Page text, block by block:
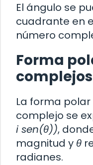
El ángulo se
cuadrante en
número
Forma
complejos
La forma
complejo se
i sen(θ)),
magnitud y θ
radianes.